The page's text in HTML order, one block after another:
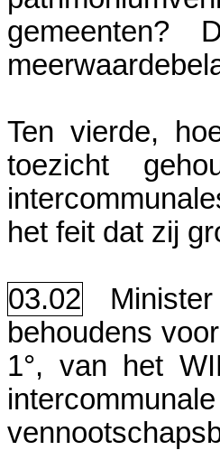
Ten vierde,
toezicht
het feit dat zij
03.02
behoudens
1°, van het